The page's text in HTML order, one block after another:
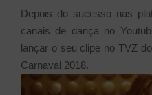
Depois do sucesso nas
canais de dança no
lançar o seu clipe no TVZ
Carnaval 2018.